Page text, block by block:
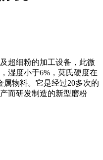
超细粉的加工设备，此微
湿度小于6%，莫氏硬度在
物料。它是经过20多次的
而研发制造的新型磨粉